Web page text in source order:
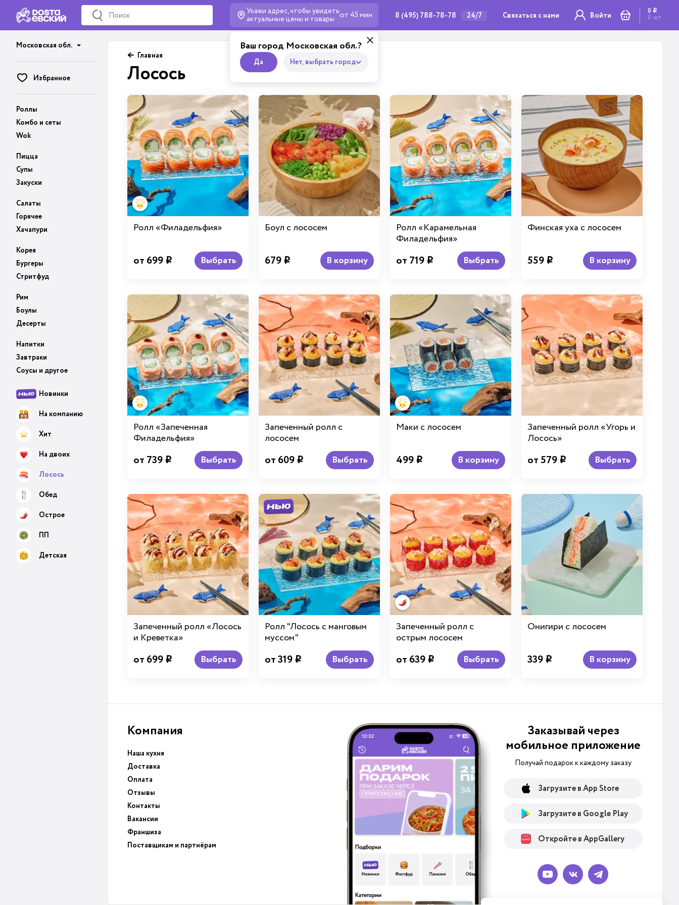
Укажи адрес, чтобы увидеть
актуальные цены и товары от 45 мин
Ваш город Московская обл.?
Да Нет, выбрать город
8 (495) 788-78-78 24/7 Связаться с нами Войти 0 i
0 шт.
Московская обл.
Избранное
Роллы
Комбо и сеты
Wok
Пицца
Супы
Закуски
Салаты
Горячее
Хачапури
Корея
Бургеры
Стритфуд
Рим
Боулы
Десерты
Напитки
Завтраки
Соусы и другое
Новинки
На компанию
Хит
На двоих
Лосось
Обед
Острое
ПП
Детская
Главная
Лосось
Ролл «Филадельфия»
от 699 i Выбрать
Боул с лососем
679 i В корзину
Ролл «Карамельная
Филадельфия»
от 719 i Выбрать
Финская уха с лососем
559 i В корзину
Ролл «Запеченная
Филадельфия»
от 739 i Выбрать
Запеченный ролл с
лососем
от 609 i Выбрать
Маки с лососем
499 i В корзину
Запеченный ролл «Угорь и
Лосось»
от 579 i Выбрать
Запеченный ролл «Лосось
и Креветка»
от 699 i Выбрать
Ролл "Лосось с манговым
муссом"
от 319 i Выбрать
Запеченный ролл с
острым лососем
от 639 i Выбрать
Онигири с лососем
339 i В корзину
Компания
Наша кухня
Доставка
Оплата
Отзывы
Контакты
Вакансии
Франшиза
Поставщикам и партнёрам
Заказывай через
мобильное приложение
Получай подарок к каждому заказу
Загрузите в App Store
Загрузите в Google Play
Откройте в AppGallery